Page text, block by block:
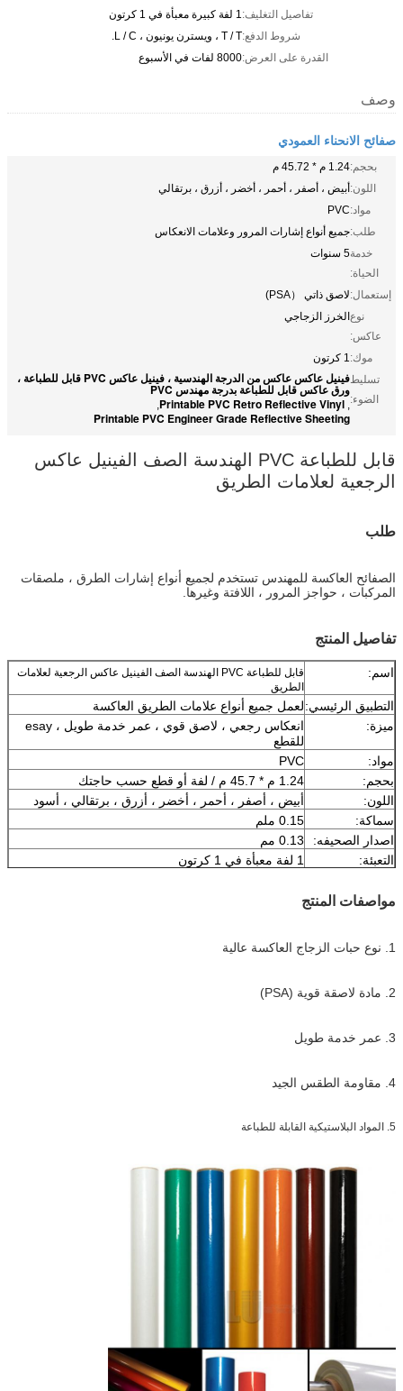
تفاصيل التغليف:1 لفة كبيرة معبأة في 1 كرتون
شروط الدفع:T / T ، ويسترن يونيون ، L / C.
القدرة على العرض:8000 لفات في الأسبوع
وصف
صفائح الانحناء العمودي
بحجم:1.24 م * 45.72 م
اللون:أبيض ، أصفر ، أحمر ، أخضر ، أزرق ، برتقالي
مواد:PVC
طلب:جميع أنواع إشارات المرور وعلامات الانعكاس
خدمة
الحياة:
5 سنوات
إستعمال:لاصق ذاتي （PSA)
نوع
عاكس:
الخرز الزجاجي
موك:1 كرتون
تسليط
الضوء:
فينيل عاكس عاكس من الدرجة الهندسية ، فينيل عاكس PVC قابل للطباعة ،
ورق عاكس قابل للطباعة بدرجة مهندس PVC
,
Printable PVC Retro Reflective Vinyl
,
Printable PVC Engineer Grade Reflective Sheeting
قابل للطباعة PVC الهندسة الصف الفينيل عاكس
الرجعية لعلامات الطريق
طلب
الصفائح العاكسة للمهندس تستخدم لجميع أنواع إشارات الطرق ، ملصقات
المركبات ، حواجز المرور ، اللافتة وغيرها.
تفاصيل المنتج
اسم:
قابل للطباعة PVC الهندسة الصف الفينيل عاكس الرجعية لعلامات
الطريق
التطبيق الرئيسي:لعمل جميع أنواع علامات الطريق العاكسة
ميزة:
انعكاس رجعي ، لاصق قوي ، عمر خدمة طويل ، esay
للقطع
مواد:
PVC
بحجم:
1.24 م * 45.7 م / لفة أو قطع حسب حاجتك
اللون:
أبيض ، أصفر ، أحمر ، أخضر ، أزرق ، برتقالي ، أسود
سماكة:
0.15 ملم
اصدار الصحيفه:
0.13 مم
التعبئة:
1 لفة معبأة في 1 كرتون
توصيل
7 أيام ، وفقا لكمية الطلبمواصفات المنتج
1. نوع حبات الزجاج العاكسة عالية
2. مادة لاصقة قوية (PSA)
3. عمر خدمة طويل
4. مقاومة الطقس الجيد
5. المواد البلاستيكية القابلة للطباعة